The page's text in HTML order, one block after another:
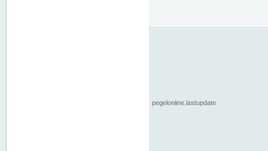
pegelonline.lastupdate